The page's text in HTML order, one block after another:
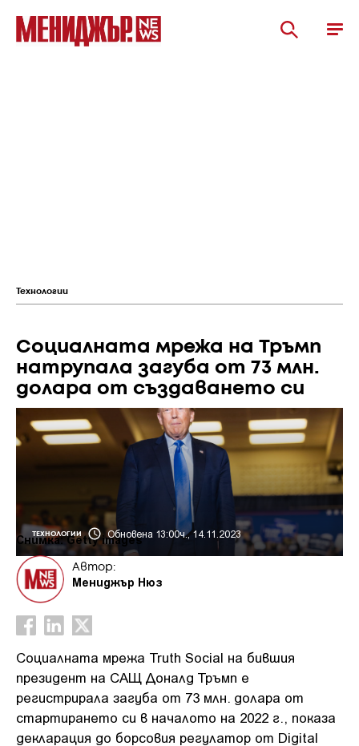
Технологии
Социалната мрежа на Тръмп
натрупала загуба от 73 млн.
долара от създаването си
ТЕХНОЛОГИИ Обновена 13:00ч., 14.11.2023
Снимка: Getty images
Автор:
Мениджър Нюз
Социалната мрежа Truth Social на бившия
президент на САЩ Доналд Тръмп е
регистрирала загуба от 73 млн. долара от
стартирането си в началото на 2022 г., показа
декларация до борсовия регулатор от Digital